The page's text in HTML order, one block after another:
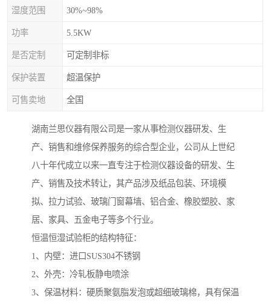
湿度范围 30%~98%
功率 5.5KW
是否定制 可定制非标
保护装置 超温保护
可售卖地 全国
湖南兰思仪器有限公司是一家从事检测仪器研发、生
产、销售和维修保养服务的综合型企业，公司从上世纪
八十年代成立以来一直专注于检测仪器设备的研发、生
产、销售及技术转让，其产品涉及纸品包装、环境模
拟、拉力试验、玻璃门窗幕墙、铝合金、橡胶塑胶、家
居、家具、五金电子等多个行业。
恒温恒湿试验柜的结构特征：
1、内壁：进口SUS304不锈钢
2、外壳：冷轧板静电喷涂
3、保温材料：硬质聚氨脂发泡或超细玻璃棉，具有保温